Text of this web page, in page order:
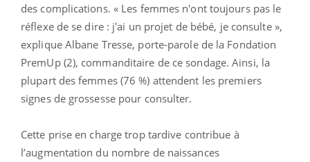
des complications. « Les femmes n'ont toujours pas le
réflexe de se dire : j'ai un projet de bébé, je consulte »,
explique Albane Tresse, porte-parole de la Fondation
PremUp (2), commanditaire de ce sondage. Ainsi, la
plupart des femmes (76 %) attendent les premiers
signes de grossesse pour consulter.
Cette prise en charge trop tardive contribue à
l’augmentation du nombre de naissances